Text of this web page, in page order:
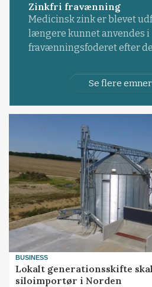
Zinkfri fravænning
Medicinsk zink er blevet
længere kunnet anvendes i
fravænningsfoderet efter
Se flere
BUSINESS
Lokalt generationsskifte
siloimportør i Norden